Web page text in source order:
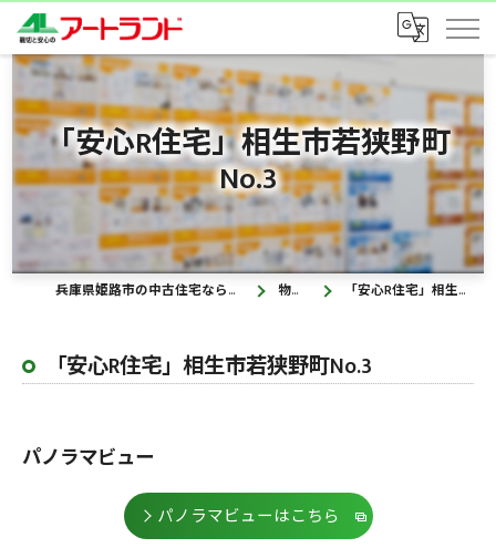
「安心R住宅」相生市若狭野町
No.3
兵庫県姫路市の中古住宅なら株式会社アートランド 物件情報 「安心R住宅」相生市若狭野町No.3
「安心R住宅」相生市若狭野町No.3
パノラマビュー
パノラマビューはこちら